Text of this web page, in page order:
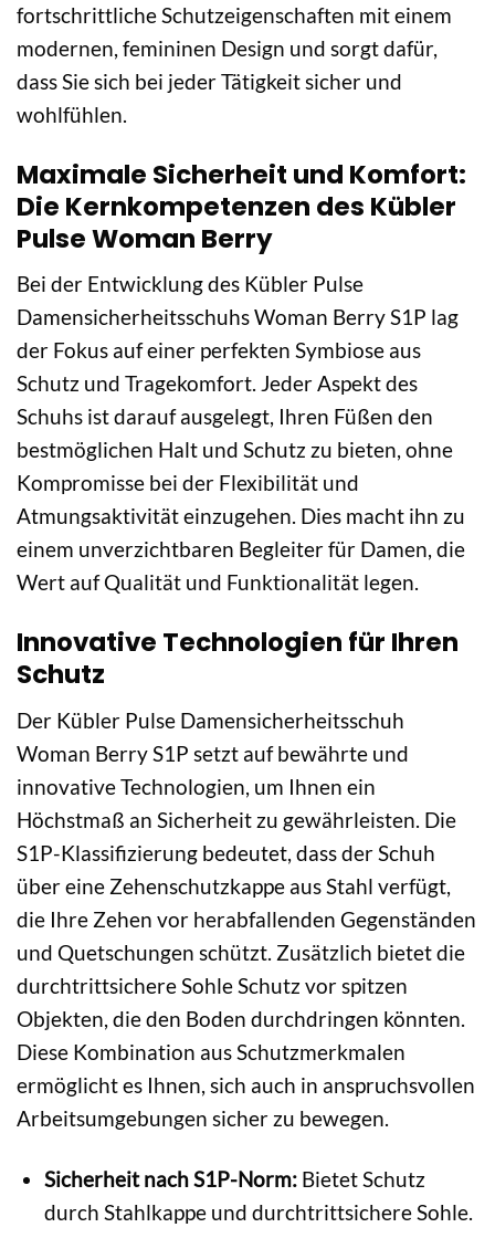
fortschrittliche Schutzeigenschaften mit einem
modernen, femininen Design und sorgt dafür,
dass Sie sich bei jeder Tätigkeit sicher und
wohlfühlen.
Maximale Sicherheit und Komfort:
Die Kernkompetenzen des Kübler
Pulse Woman Berry
Bei der Entwicklung des Kübler Pulse
Damensicherheitsschuhs Woman Berry S1P lag
der Fokus auf einer perfekten Symbiose aus
Schutz und Tragekomfort. Jeder Aspekt des
Schuhs ist darauf ausgelegt, Ihren Füßen den
bestmöglichen Halt und Schutz zu bieten, ohne
Kompromisse bei der Flexibilität und
Atmungsaktivität einzugehen. Dies macht ihn zu
einem unverzichtbaren Begleiter für Damen, die
Wert auf Qualität und Funktionalität legen.
Innovative Technologien für Ihren
Schutz
Der Kübler Pulse Damensicherheitsschuh
Woman Berry S1P setzt auf bewährte und
innovative Technologien, um Ihnen ein
Höchstmaß an Sicherheit zu gewährleisten. Die
S1P-Klassifizierung bedeutet, dass der Schuh
über eine Zehenschutzkappe aus Stahl verfügt,
die Ihre Zehen vor herabfallenden Gegenständen
und Quetschungen schützt. Zusätzlich bietet die
durchtrittsichere Sohle Schutz vor spitzen
Objekten, die den Boden durchdringen könnten.
Diese Kombination aus Schutzmerkmalen
ermöglicht es Ihnen, sich auch in anspruchsvollen
Arbeitsumgebungen sicher zu bewegen.
Sicherheit nach S1P-Norm:Bietet Schutz
durch Stahlkappe und durchtrittsichere Sohle.